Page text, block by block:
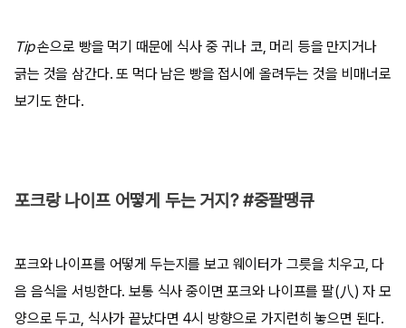
Tip손으로 빵을 먹기 때문에 식사 중 귀나 코, 머리 등을 만지거나
긁는 것을 삼간다. 또 먹다 남은 빵을 접시에 올려두는 것을 비매너로
보기도 한다.
포크랑 나이프 어떻게 두는 거지? #중팔땡큐
포크와 나이프를 어떻게 두는지를 보고 웨이터가 그릇을 치우고, 다
음 음식을 서빙한다. 보통 식사 중이면 포크와 나이프를 팔(八) 자 모
양으로 두고, 식사가 끝났다면 4시 방향으로 가지런히 놓으면 된다.